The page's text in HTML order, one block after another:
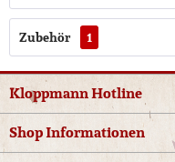
Zubehör 1
Kloppmann Hotline
Shop Informationen